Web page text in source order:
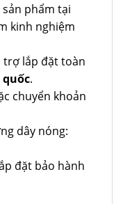
sản phẩm tại
kinh nghiệm
trợ lắp đặt toàn
.
chuyển khoản
dây nóng:
đặt bảo hành